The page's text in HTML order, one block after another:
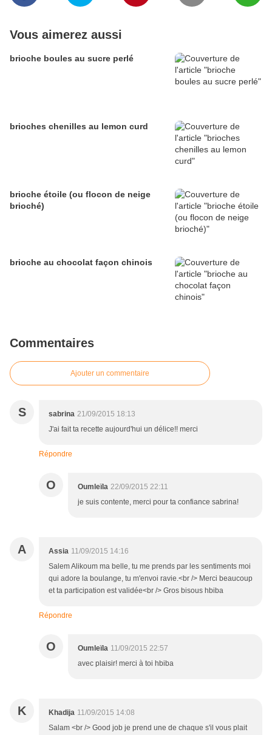
Vous aimerez aussi
brioche boules au sucre perlé
brioches chenilles au lemon curd
brioche étoile (ou flocon de neige
brioché)
brioche au chocolat façon chinois
Commentaires
Ajouter un commentaire
S sabrina 21/09/2015 18:13
J'ai fait ta recette aujourd'hui un délice!! merci
Répondre
O Oumleïla 22/09/2015 22:11
je suis contente, merci pour ta confiance sabrina!
A Assia 11/09/2015 14:16
Salem Alikoum ma belle, tu me prends par les sentiments moi
qui adore la boulange, tu m'envoi ravie.<br /> Merci beaucoup
et ta participation est validée<br /> Gros bisous hbiba
Répondre
O Oumleïla 11/09/2015 22:57
avec plaisir! merci à toi hbiba
K Khadija 11/09/2015 14:08
Salam <br /> Good job je prend une de chaque s'il vous plait